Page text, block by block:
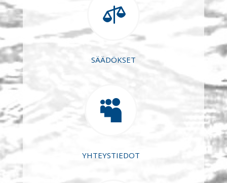

SÄÄDÖKSET

YHTEYSTIEDOT